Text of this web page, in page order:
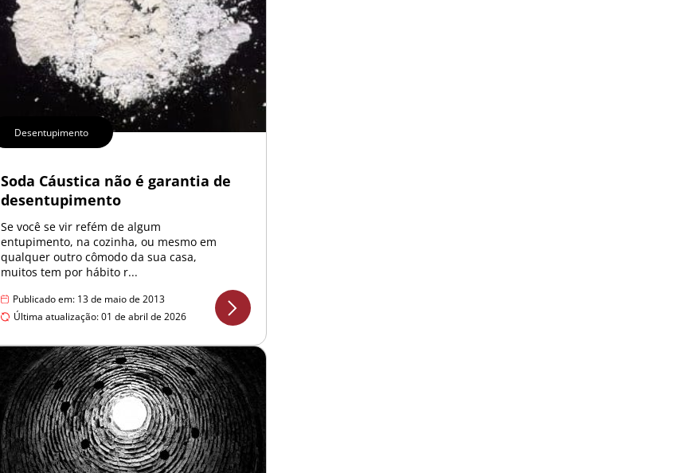
Desentupimento
Soda Cáustica não é garantia de
desentupimento
Se você se vir refém de algum
entupimento, na cozinha, ou mesmo em
qualquer outro cômodo da sua casa,
muitos tem por hábito r...
Publicado em: 13 de maio de 2013
Última atualização: 01 de abril de 2026